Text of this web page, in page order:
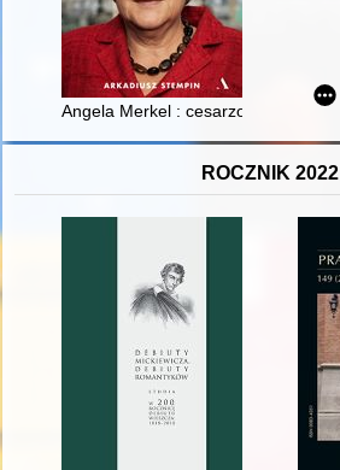
Angela Merkel : cesarzowa Europy
ROCZNIK 2022